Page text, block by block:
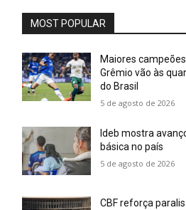
MOST POPULAR
Maiores
Grêmio vão às
do Brasil
5 de agosto de 2026
Ideb mostra
básica no país
5 de agosto de 2026
CBF reforça